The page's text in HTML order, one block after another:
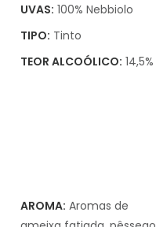
TEOR ALCOÓLICO: 14,5%
AROMA: Aromas de
UVAS: 100% Nebbiolo
TIPO: Tinto